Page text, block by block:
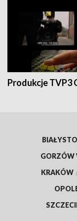
Produkcje TVP3
GORZÓW
KRAKÓW